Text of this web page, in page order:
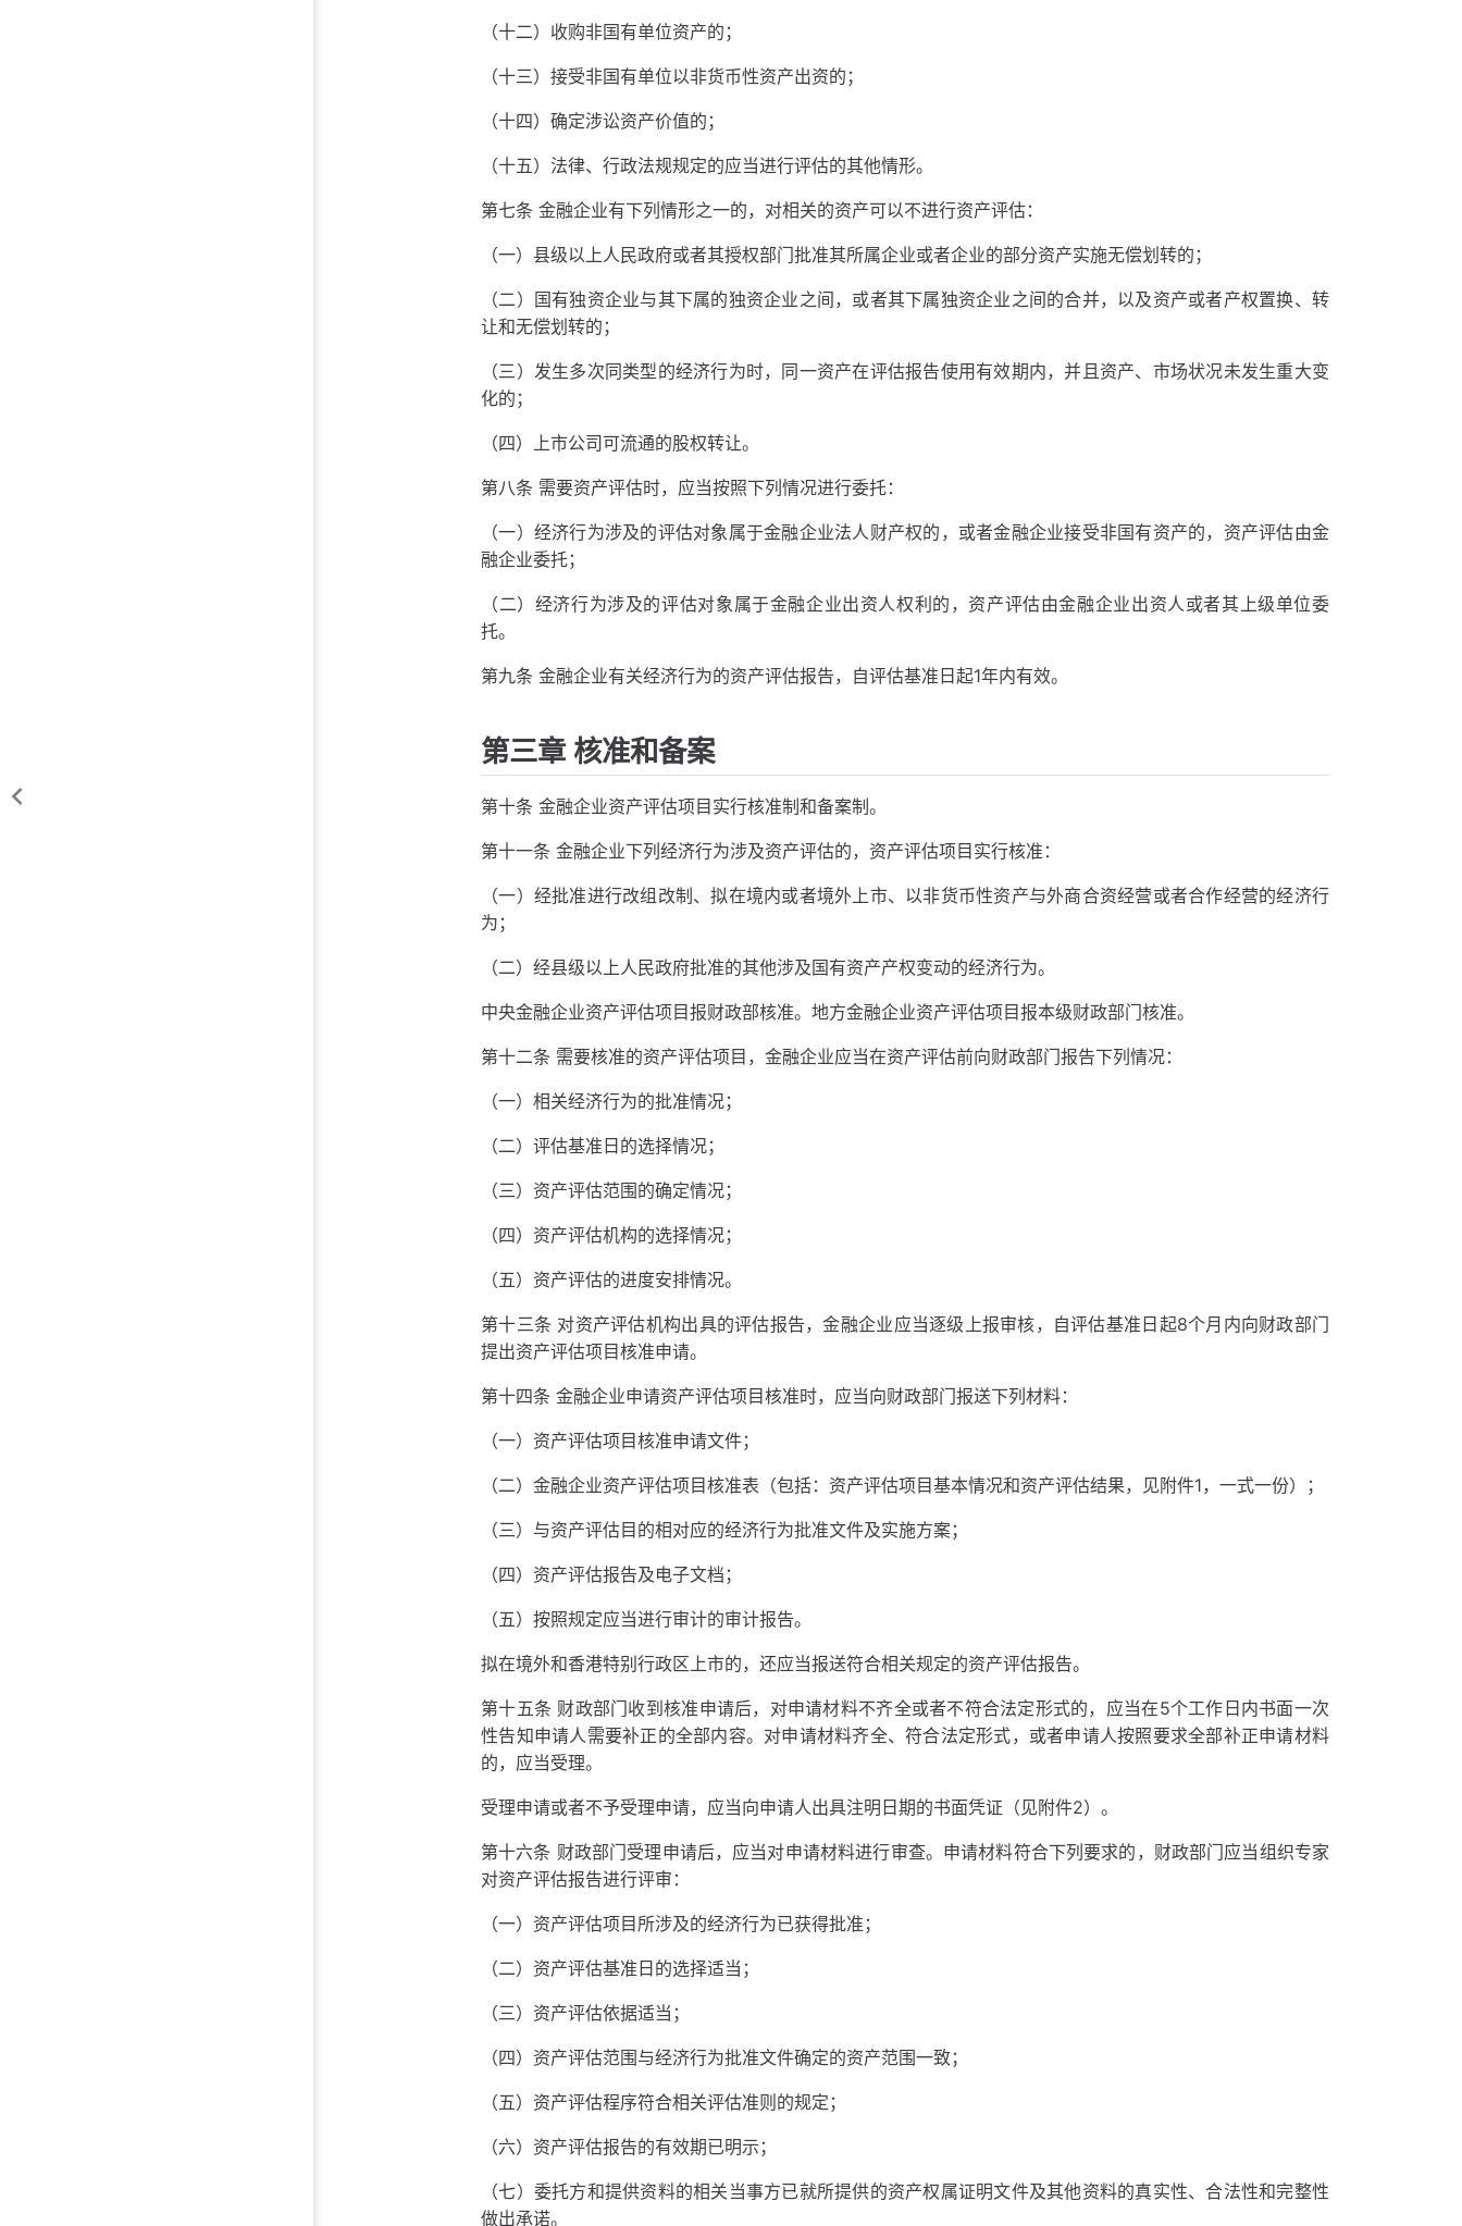
（十二）收购非国有单位资产的；
（十三）接受非国有单位以非货币性资产出资的；
（十四）确定涉讼资产价值的；
（十五）法律、行政法规规定的应当进行评估的其他情形。
第七条 金融企业有下列情形之一的，对相关的资产可以不进行资产评估：
（一）县级以上人民政府或者其授权部门批准其所属企业或者企业的部分资产实施无偿划转的；
（二）国有独资企业与其下属的独资企业之间，或者其下属独资企业之间的合并，以及资产或者产权置换、转
让和无偿划转的；
（三）发生多次同类型的经济行为时，同一资产在评估报告使用有效期内，并且资产、市场状况未发生重大变
化的；
（四）上市公司可流通的股权转让。
第八条 需要资产评估时，应当按照下列情况进行委托：
（一）经济行为涉及的评估对象属于金融企业法人财产权的，或者金融企业接受非国有资产的，资产评估由金
融企业委托；
（二）经济行为涉及的评估对象属于金融企业出资人权利的，资产评估由金融企业出资人或者其上级单位委
托。
第九条 金融企业有关经济行为的资产评估报告，自评估基准日起1年内有效。
第三章 核准和备案
第十条 金融企业资产评估项目实行核准制和备案制。
第十一条 金融企业下列经济行为涉及资产评估的，资产评估项目实行核准：
（一）经批准进行改组改制、拟在境内或者境外上市、以非货币性资产与外商合资经营或者合作经营的经济行
为；
（二）经县级以上人民政府批准的其他涉及国有资产产权变动的经济行为。
中央金融企业资产评估项目报财政部核准。地方金融企业资产评估项目报本级财政部门核准。
第十二条 需要核准的资产评估项目，金融企业应当在资产评估前向财政部门报告下列情况：
（一）相关经济行为的批准情况；
（二）评估基准日的选择情况；
（三）资产评估范围的确定情况；
（四）资产评估机构的选择情况；
（五）资产评估的进度安排情况。
第十三条 对资产评估机构出具的评估报告，金融企业应当逐级上报审核，自评估基准日起8个月内向财政部门
提出资产评估项目核准申请。
第十四条 金融企业申请资产评估项目核准时，应当向财政部门报送下列材料：
（一）资产评估项目核准申请文件；
（二）金融企业资产评估项目核准表（包括：资产评估项目基本情况和资产评估结果，见附件1，一式一份）；
（三）与资产评估目的相对应的经济行为批准文件及实施方案；
（四）资产评估报告及电子文档；
（五）按照规定应当进行审计的审计报告。
拟在境外和香港特别行政区上市的，还应当报送符合相关规定的资产评估报告。
第十五条 财政部门收到核准申请后，对申请材料不齐全或者不符合法定形式的，应当在5个工作日内书面一次
性告知申请人需要补正的全部内容。对申请材料齐全、符合法定形式，或者申请人按照要求全部补正申请材料
的，应当受理。
受理申请或者不予受理申请，应当向申请人出具注明日期的书面凭证（见附件2）。
第十六条 财政部门受理申请后，应当对申请材料进行审查。申请材料符合下列要求的，财政部门应当组织专家
对资产评估报告进行评审：
（一）资产评估项目所涉及的经济行为已获得批准；
（二）资产评估基准日的选择适当；
（三）资产评估依据适当；
（四）资产评估范围与经济行为批准文件确定的资产范围一致；
（五）资产评估程序符合相关评估准则的规定；
（六）资产评估报告的有效期已明示；
（七）委托方和提供资料的相关当事方已就所提供的资产权属证明文件及其他资料的真实性、合法性和完整性
做出承诺。